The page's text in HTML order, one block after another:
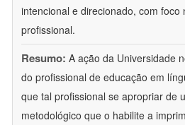
intencional e direcionado, com foco
profissional.
Resumo: A ação da Universidade
do profissional de educação em
que tal profissional se apropriar de
metodológico que o habilite a